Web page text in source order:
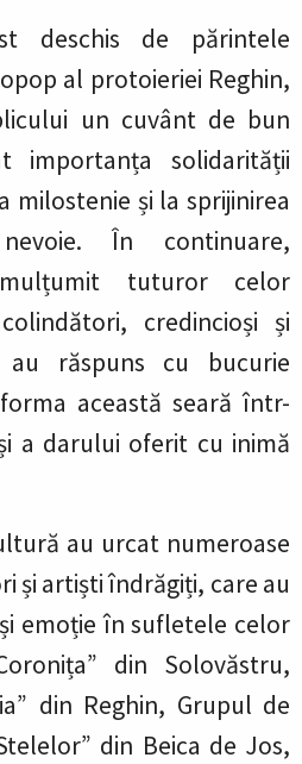
deschis de părintele
al protoieriei Reghin,
un cuvânt de bun
importanța solidarității
milostenie și la sprijinirea
În continuare,
tuturor celor
credincioși și
răspuns cu bucurie
această seară într-
a darului oferit cu inimă
au urcat numeroase
și artiști îndrăgiți, care au
emoție în sufletele celor
din Solovăstru,
din Reghin, Grupul de
din Beica de Jos,